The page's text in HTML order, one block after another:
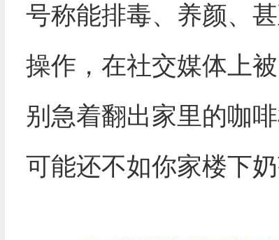
号称能排毒、养颜、
操作，在社交媒体上
别急着翻出家里的咖
可能还不如你家楼下